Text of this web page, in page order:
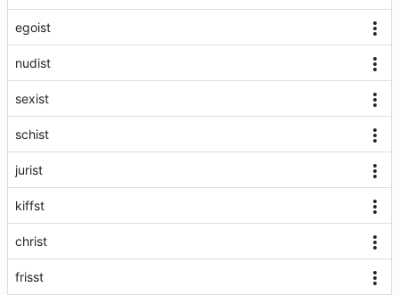
egoist
nudist
sexist
schist
jurist
kiffst
christ
frisst